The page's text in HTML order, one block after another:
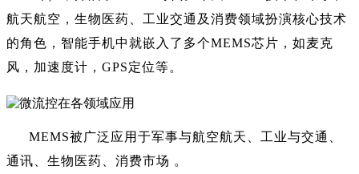
航天航空，生物医药、工业交通及消费领域扮演核心技术
的角色，智能手机中就嵌入了多个MEMS芯片，如麦克
风，加速度计，GPS定位等。
MEMS被广泛应用于军事与航空航天、工业与交通、
通讯、生物医药、消费市场 。